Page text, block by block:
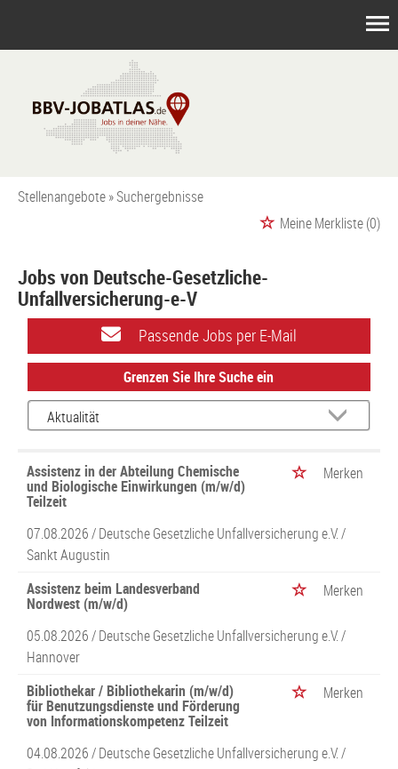
Stellenangebote Suchergebnisse
Meine Merkliste(0)
Jobs von Deutsche-Gesetzliche-
Unfallversicherung-e-V
Passende Jobs per E-Mail
Grenzen Sie Ihre Suche ein
Assistenz in der Abteilung Chemische
und Biologische Einwirkungen (m/w/d)
Teilzeit
Merken
07.08.2026 /Deutsche Gesetzliche Unfallversicherung e.V./
Sankt Augustin
Assistenz beim Landesverband
Nordwest (m/w/d)
Merken
05.08.2026 /Deutsche Gesetzliche Unfallversicherung e.V./
Hannover
Bibliothekar / Bibliothekarin (m/w/d)
für Benutzungsdienste und Förderung
von Informationskompetenz Teilzeit
Merken
04.08.2026 /Deutsche Gesetzliche Unfallversicherung e.V./